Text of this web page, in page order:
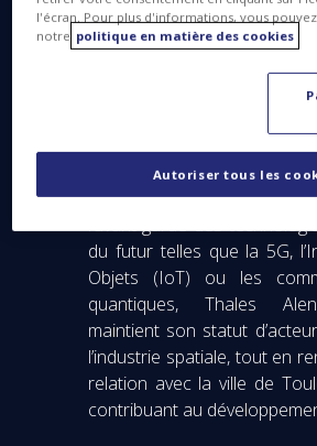
Thales Alenia Space
aujourd’hui dans une
Space, au service de
développement durable
Denis Allard, directeur du
Alenia Space à
s'attaquant aux défis
plus complexes et en se
l’avant-garde des
du futur telles que la 5G,
Objets (IoT) ou les
quantiques, Thales
maintient son statut
l’industrie spatiale, tout en
relation avec la ville de
contribuant au
l'écran. Pour plus d'informations, vous
notre politique en matière des cookies
Autoriser tous les